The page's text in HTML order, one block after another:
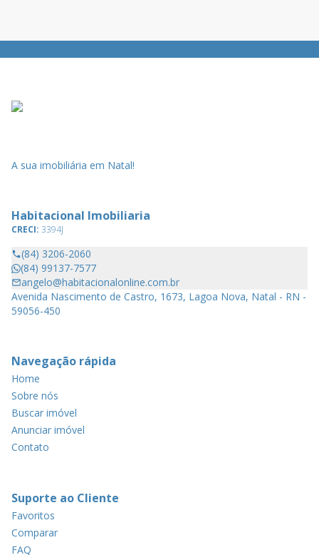
A sua imobiliária em Natal!
Habitacional Imobiliaria
CRECI: 3394J
(84) 3206-2060
(84) 99137-7577
angelo@habitacionalonline.com.br
Avenida Nascimento de Castro, 1673, Lagoa Nova, Natal - RN -
59056-450
Navegação rápida
Home
Sobre nós
Buscar imóvel
Anunciar imóvel
Contato
Suporte ao Cliente
Favoritos
Comparar
FAQ